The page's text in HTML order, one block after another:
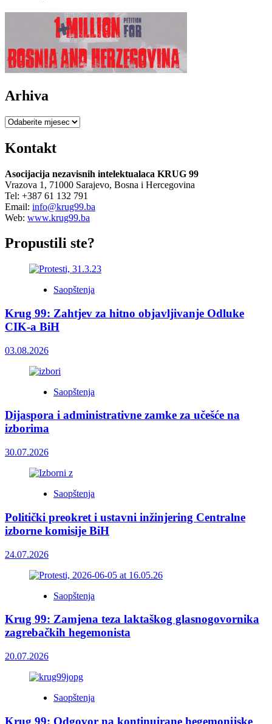
Arhiva
Arhiva
Kontakt
Asocijacija nezavisnih intelektualaca KRUG 99
Vrazova 1, 71000 Sarajevo, Bosna i Hercegovina
Tel: +387 61 132 791
Email: info@krug99.ba
Web: www.krug99.ba
Propustili ste?
Saopštenja
Krug 99: Zahtjev za hitno objavljivanje Odluke
CIK-a BiH
03.08.2026
Saopštenja
Dijaspora i administrativne zamke za učešće na
izborima
30.07.2026
Saopštenja
Politički preokret i ustavni inžinjering Centralne
izborne komisije BiH
24.07.2026
Saopštenja
Krug 99: Zamjena teza laktaškog glasnogovornika
zagrebačkih hegemonista
20.07.2026
Saopštenja
Krug 99: Odgovor na kontinuirane hegemonijske